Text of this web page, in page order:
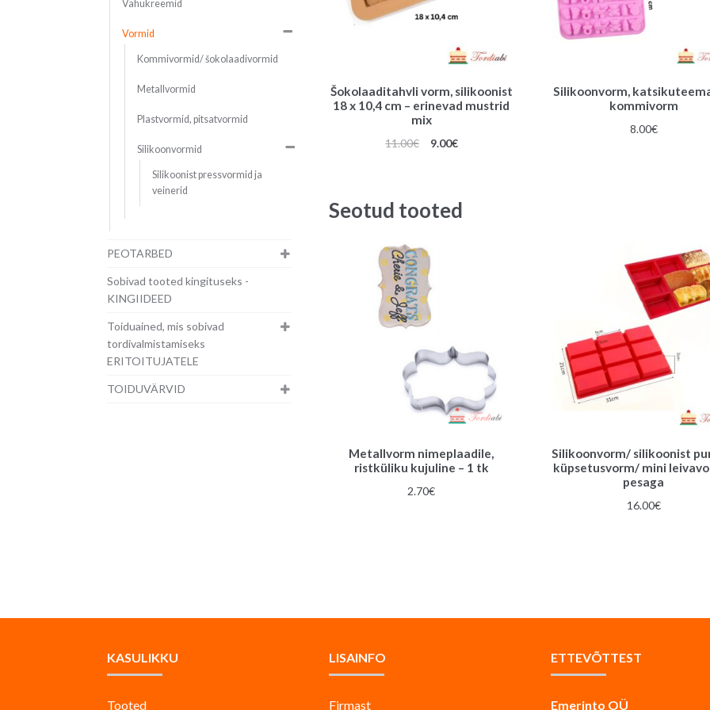
Šokolaaditahvli vorm, silikoonist
18 x 10,4 cm – erinevad mustrid
mix
11.00€
Algne
9.00€Praegune
Silikoonvorm,
kommivorm
8.00€
Seotud tooted
Metallvorm nimeplaadile,
ristküliku kujuline – 1 tk
2.70€
Silikoonvorm/ silikoonist
küpsetusvorm/ mini
pesaga
16.00€
Vahukreemid
Vormid
Kommivormid/ šokolaadivormid
Metallvormid
Plastvormid, pitsatvormid
Silikoonvormid
Silikoonist pressvormid ja
veinerid
PEOTARBED
Sobivad tooted kingituseks -
KINGIIDEED
Toiduained, mis sobivad
tordivalmistamiseks
ERITOITUJATELE
TOIDUVÄRVID
KASULIKKU
Tooted
LISAINFO
Firmast
ETTEVÕTTEST
Emerinto OÜ